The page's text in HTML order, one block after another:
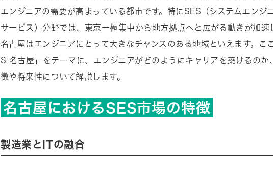
エンジニアの需要が高まっている都市です。特にSES（システムエンジ
サービス）分野では、東京一極集中から地方拠点へと広がる動きが加速
名古屋はエンジニアにとって大きなチャンスのある地域といえます。こ
S 名古屋」をテーマに、エンジニアがどのようにキャリアを築けるのか
徴や将来性について解説します。
名古屋におけるSES市場の特徴
製造業とITの融合